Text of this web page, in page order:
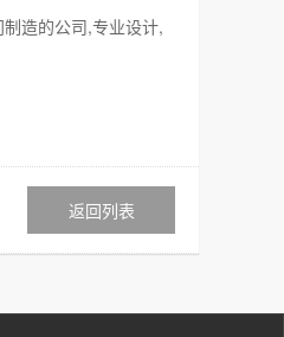
造的公司,专业设计,
返回列表